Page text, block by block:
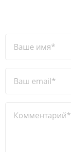
Ваше имя*
Ваш email*
Комментарий*